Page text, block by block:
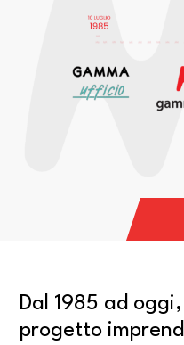
Dal 1985 ad
progetto